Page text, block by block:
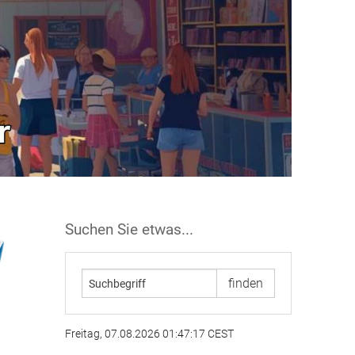
Suchen Sie etwas...
Freitag, 07.08.2026 01:47:17 CEST